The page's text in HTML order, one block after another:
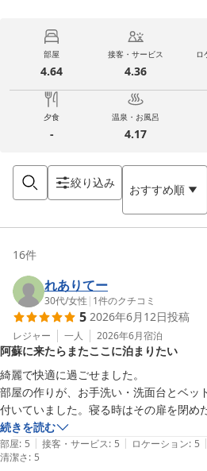
部屋
4.64
接客・サービス
4.36
ロ
夕食
-
温泉・お風呂
4.17
絞り込み おすすめ順
16件
れありてー
30代/女性 | 1件のクチコミ
5 2026年6月12日投稿
レジャー 一人 2026年6月宿泊
阿蘇に来たらまたここに泊まりたい
綺麗で快適に過ごせました。
部屋の作りが、お手洗い・洗面台とベッ
付いていました。寝る時はその扉を閉め
屋))の感覚ではなく綺麗なお家のお部屋
です。周りの音もほとんど、というか全
続きを読む
部屋: 5 | 接客・サービス: 5 | ロケーション: 5 |
清潔さ: 5